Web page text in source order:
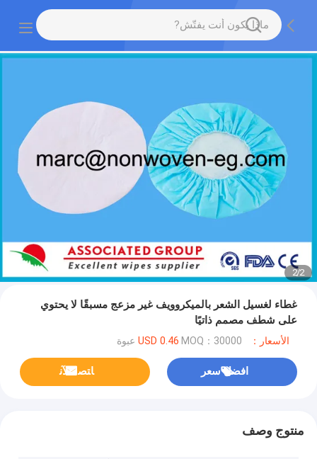
1
/
2
غطاء لغسيل الشعر بالميكروويف غير مزعج مسبقًا لا يحتوي
على شطف مصمم ذاتيًا
الأسعار：USD 0.46 MOQ：30000 عبوة
افضل سعر ﺎﺘﺼﻟ ﺍﻶﻧ
منتوج وصف